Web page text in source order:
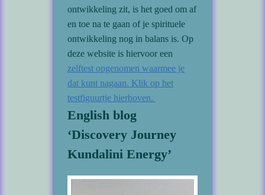
ontwikkeling zit, is het goed om af
en toe na te gaan of je spirituele
ontwikkeling nog in balans is. Op
deze website is hiervoor een
zelftest opgenomen waarmee je
dat kunt nagaan. Klik op het
testfiguurtje hierboven.
English blog
‘Discovery Journey
Kundalini Energy’